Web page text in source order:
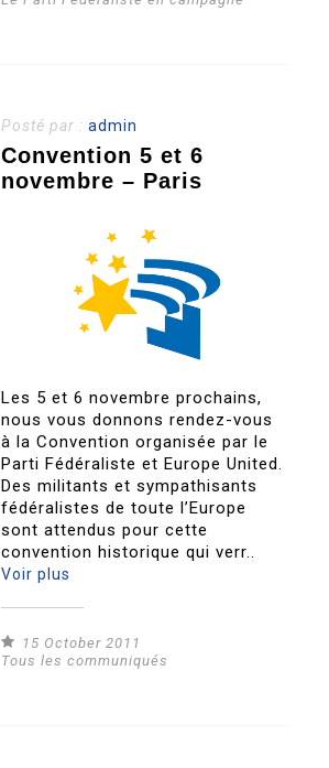
Posté par :admin
Convention 5 et 6
novembre – Paris
Les 5 et 6 novembre prochains,
nous vous donnons rendez-vous
à la Convention organisée par le
Parti Fédéraliste et Europe United.
Des militants et sympathisants
fédéralistes de toute l’Europe
sont attendus pour cette
convention historique qui verr..
Voir plus
15 October 2011
Tous les communiqués